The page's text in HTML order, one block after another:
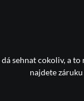
dá sehnat cokoliv, a
najdete